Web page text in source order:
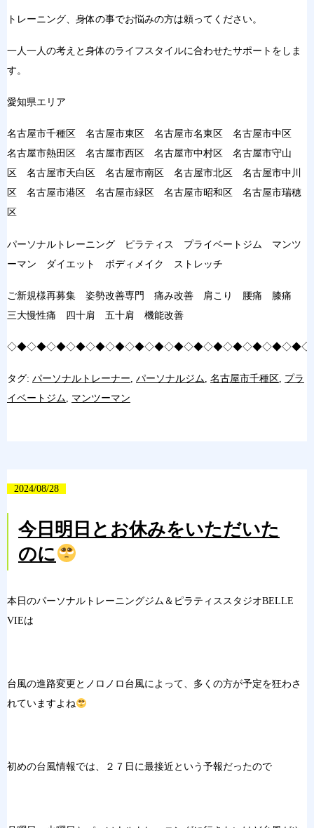
トレーニング、身体の事でお悩みの方は頼ってください。
一人一人の考えと身体のライフスタイルに合わせたサポートをしま
す。
愛知県エリア
名古屋市千種区 名古屋市東区 名古屋市名東区 名古屋市中区
名古屋市熱田区 名古屋市西区 名古屋市中村区 名古屋市守山
区 名古屋市天白区 名古屋市南区 名古屋市北区 名古屋市中川
区 名古屋市港区 名古屋市緑区 名古屋市昭和区 名古屋市瑞穂
区
パーソナルトレーニング ピラティス プライベートジム マンツ
ーマン ダイエット ボディメイク ストレッチ
ご新規様再募集 姿勢改善専門 痛み改善 肩こり 腰痛 膝痛
三大慢性痛 四十肩 五十肩 機能改善
タグ: パーソナルトレーナー パーソナルジム 名古屋市千種区
プラ
イベートジム
マンツーマン
2024/08/28
今日明日とお休みをいただいた
のに
本日のパーソナルトレーニングジム＆ピラティススタジオBELLE
VIEは
台風の進路変更とノロノロ台風によって、多くの方が予定を狂わさ
れていますよね
初めの台風情報では、２７日に最接近という予報だったので